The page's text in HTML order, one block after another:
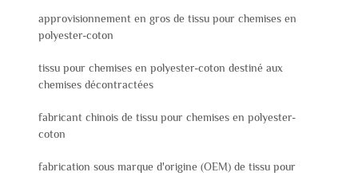
approvisionnement en gros de tissu pour chemises en
polyester-coton
tissu pour chemises en polyester-coton destiné aux
chemises décontractées
fabricant chinois de tissu pour chemises en polyester-
coton
fabrication sous marque d'origine (OEM) de tissu pour